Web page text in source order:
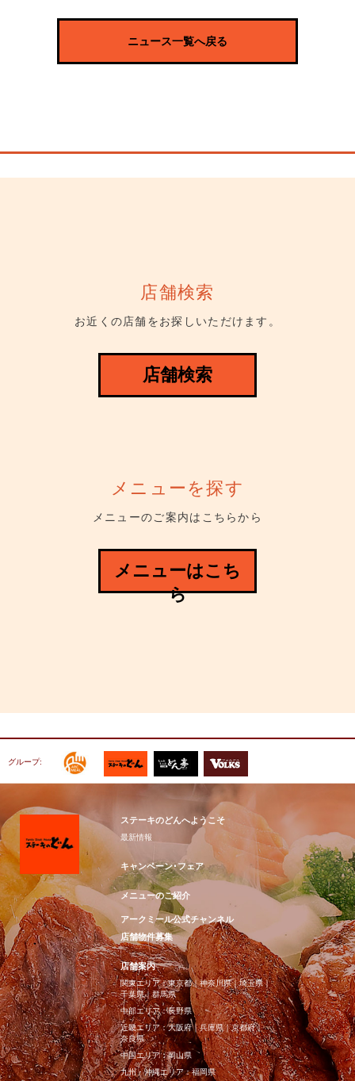
ニュース一覧へ戻る
店舗検索
お近くの店舗をお探しいただけます。
店舗検索
メニューを探す
メニューのご案内はこちらから
メニューはこち
ら
グループ:
ステーキのどんへようこそ
最新情報
キャンペーン･フェア
メニューのご紹介
アークミール公式チャンネル
店舗物件募集
店舗案内
関東エリア：東京都｜神奈川県｜埼玉県｜
千葉県｜群馬県
中部エリア：長野県
近畿エリア：大阪府｜兵庫県｜京都府｜
奈良県
中国エリア：岡山県
九州・沖縄エリア：福岡県